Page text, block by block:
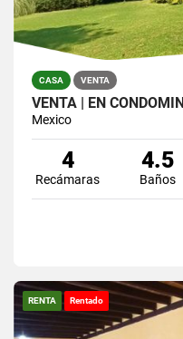
CASA VENTA
VENTA | EN
Mexico
4
Recámaras
4.5
Baños
RENTA Rentado